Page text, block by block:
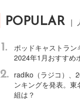
POPULAR ｜
1.
ポッドキャストラ
2024年1月おすすめ
2.
radiko（ラジコ）、
ンキングを発表。
組は？